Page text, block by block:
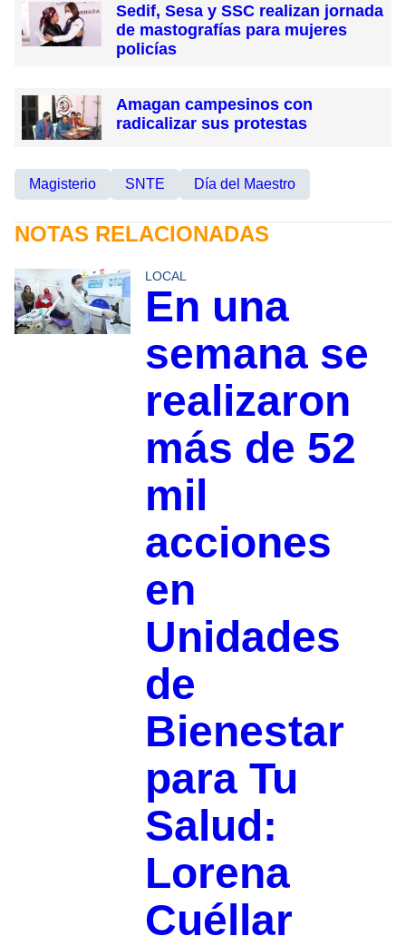
Sedif, Sesa y SSC realizan jornada
de mastografías para mujeres
policías
Amagan campesinos con
radicalizar sus protestas
Magisterio SNTE Día del Maestro
NOTAS RELACIONADAS
LOCAL
En una
semana se
realizaron
más de 52
mil
acciones
en
Unidades
de
Bienestar
para Tu
Salud:
Lorena
Cuéllar